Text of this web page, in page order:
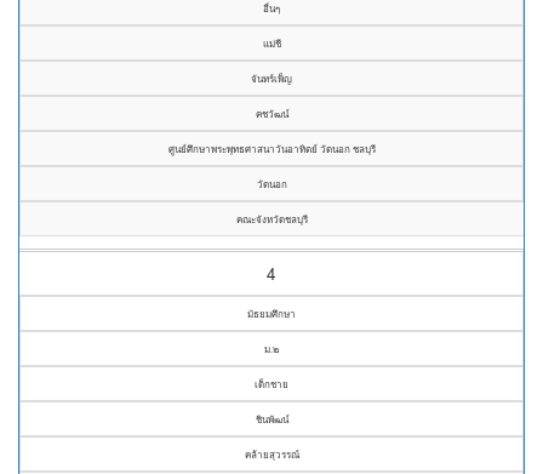
อื่นๆ
แม่ชี
จันทร์เพ็ญ
คชวัฒน์
ศูนย์ศึกษาพระพุทธศาสนาวันอาทิตย์ วัดนอก ชลบุรี
วัดนอก
คณะจังหวัดชลบุรี
4
มัธยมศึกษา
ม.๒
เด็กชาย
ชินพัฒน์
คล้ายสุวรรณ์